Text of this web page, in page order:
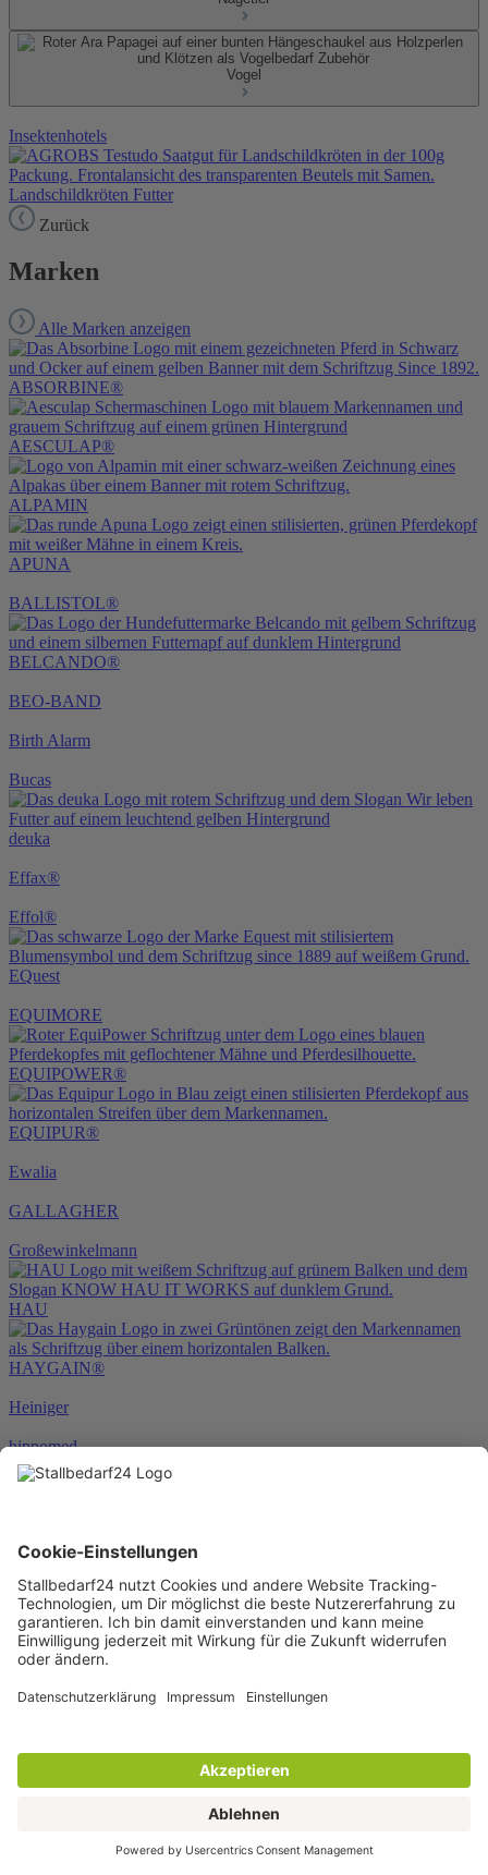
Vogel
Insektenhotels
Landschildkröten Futter
Zurück
Marken
Alle Marken anzeigen
ABSORBINE®
AESCULAP®
ALPAMIN
APUNA
BALLISTOL®
BELCANDO®
BEO-BAND
Birth Alarm
Bucas
deuka
Effax®
Effol®
EQuest
EQUIMORE
EQUIPOWER®
EQUIPUR®
Ewalia
GALLAGHER
Großewinkelmann
HAU
HAYGAIN®
Heiniger
hippomed
HKM
HORSEWARE®
JOSERA
Karlie
KENTUCKY®
KERBL